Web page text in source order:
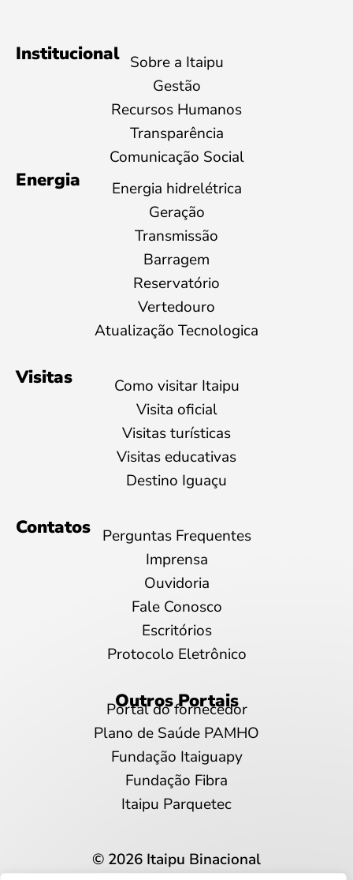
Institucional Sobre a Itaipu
Gestão
Recursos Humanos
Transparência
Comunicação Social
Energia
Energia hidrelétrica
Geração
Transmissão
Barragem
Reservatório
Vertedouro
Atualização Tecnologica
Visitas
Como visitar Itaipu
Visita oficial
Visitas turísticas
Visitas educativas
Destino Iguaçu
Contatos
Perguntas Frequentes
Imprensa
Ouvidoria
Fale Conosco
Escritórios
Protocolo Eletrônico
Outros Portais
Portal do fornecedor
Plano de Saúde PAMHO
Fundação Itaiguapy
Fundação Fibra
Itaipu Parquetec
© 2026 Itaipu Binacional